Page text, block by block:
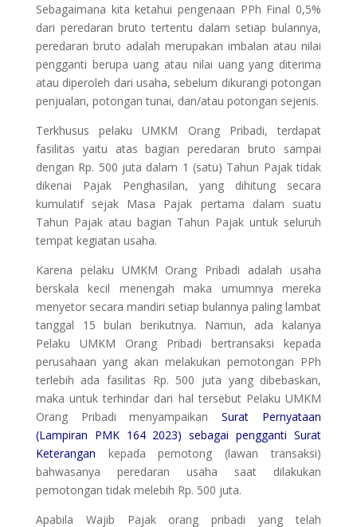
Sebagaimana kita ketahui pengenaan PPh Final 0,5%
dari peredaran bruto tertentu dalam setiap bulannya,
peredaran bruto adalah merupakan imbalan atau nilai
pengganti berupa uang atau nilai uang yang diterima
atau diperoleh dari usaha, sebelum dikurangi potongan
penjualan, potongan tunai, dan/atau potongan sejenis.
Terkhusus pelaku UMKM Orang Pribadi, terdapat
fasilitas yaitu atas bagian peredaran bruto sampai
dengan Rp. 500 juta dalam 1 (satu) Tahun Pajak tidak
dikenai Pajak Penghasilan, yang dihitung secara
kumulatif sejak Masa Pajak pertama dalam suatu
Tahun Pajak atau bagian Tahun Pajak untuk seluruh
tempat kegiatan usaha.
Karena pelaku UMKM Orang Pribadi adalah usaha
berskala kecil menengah maka umumnya mereka
menyetor secara mandiri setiap bulannya paling lambat
tanggal 15 bulan berikutnya. Namun, ada kalanya
Pelaku UMKM Orang Pribadi bertransaksi kepada
perusahaan yang akan melakukan pemotongan PPh
terlebih ada fasilitas Rp. 500 juta yang dibebaskan,
maka untuk terhindar dari hal tersebut Pelaku UMKM
Orang Pribadi menyampaikanSurat Pernyataan
(Lampiran PMK 164 2023) sebagai pengganti Surat
Keterangan kepada pemotong (lawan transaksi)
bahwasanya peredaran usaha saat dilakukan
pemotongan tidak melebih Rp. 500 juta.
Apabila Wajib Pajak orang pribadi yang telah